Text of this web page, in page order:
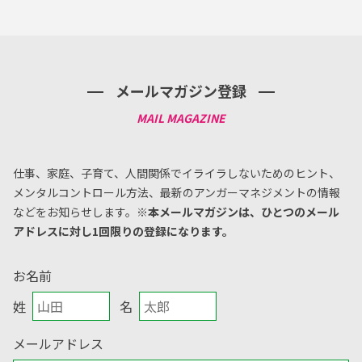
メールマガジン登録
仕事、家庭、子育て、人間関係でイライラしないためのヒント、
メンタルコントロール方法、 最新のアンガーマネジメントの情報
などをお知らせします。 ※本メールマガジンは、ひとつのメール
アドレスに対し1回限りの登録になります。
お名前
姓
名
メールアドレス